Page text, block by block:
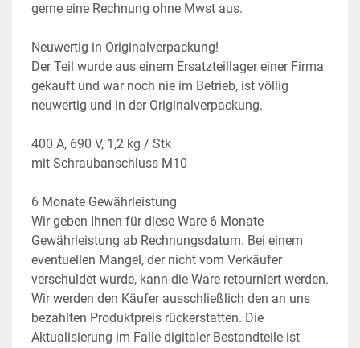
gerne eine Rechnung ohne Mwst aus.
Neuwertig in Originalverpackung!
Der Teil wurde aus einem Ersatzteillager einer Firma
gekauft und war noch nie im Betrieb, ist völlig
neuwertig und in der Originalverpackung.
400 A, 690 V, 1,2 kg / Stk
mit Schraubanschluss M10
6 Monate Gewährleistung
Wir geben Ihnen für diese Ware 6 Monate
Gewährleistung ab Rechnungsdatum. Bei einem
eventuellen Mangel, der nicht vom Verkäufer
verschuldet wurde, kann die Ware retourniert werden.
Wir werden den Käufer ausschließlich den an uns
bezahlten Produktpreis rückerstatten. Die
Aktualisierung im Falle digitaler Bestandteile ist